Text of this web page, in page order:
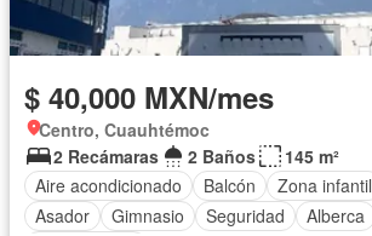
$ 40,000 MXN/mes
Centro, Cuauhtémoc
2 Recámaras
2 Baños
145 m²
Aire acondicionado
Balcón Zona infantil
Asador
Gimnasio Seguridad Alberca